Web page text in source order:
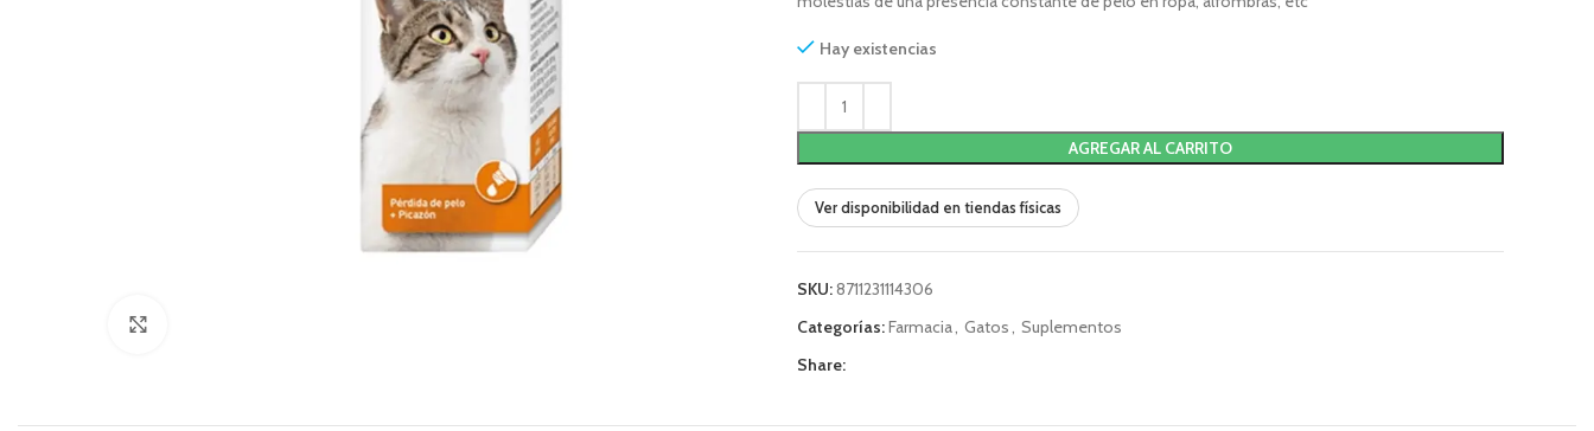
Hay existencias
AGREGAR AL CARRITO
Ver disponibilidad en tiendas físicas
SKU:8711231114306
Categorías:Farmacia, Gatos, Suplementos
Share: